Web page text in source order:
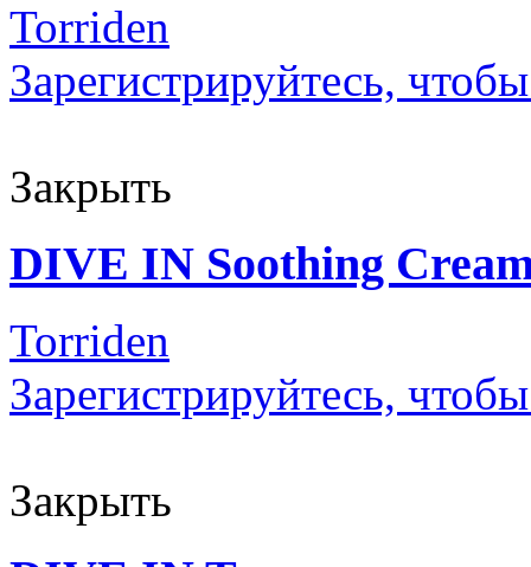
Torriden
Зарегистрируйтесь,
Закрыть
DIVE IN Soothing
Torriden
Зарегистрируйтесь,
Закрыть